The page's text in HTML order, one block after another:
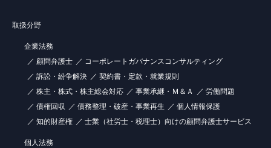
取扱分野
企業法務
顧問弁護士
コーポレートガバナンスコンサルティング
訴訟・紛争解決
契約書・定款・就業規則
株主・株式・株主総会対応
事業承継・Ｍ＆Ａ
労働問題
債権回収
債務整理・破産・事業再生
個人情報保護
知的財産権
士業（社労士・税理士）向けの顧問弁護士サービス
個人法務